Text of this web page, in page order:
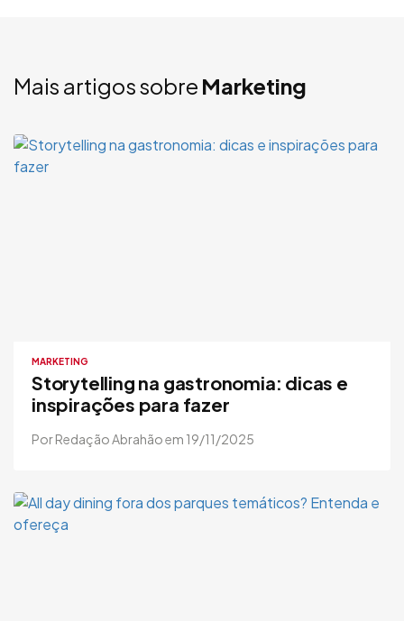
Mais artigos sobre Marketing
MARKETING
Storytelling na gastronomia: dicas e
inspirações para fazer
Por Redação Abrahão em 19/11/2025